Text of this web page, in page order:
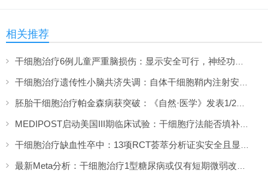
相关推荐